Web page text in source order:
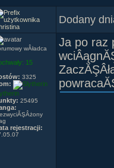
Dodany
wÂładca
15
3325
25495
rejestracji:
Ja po raz